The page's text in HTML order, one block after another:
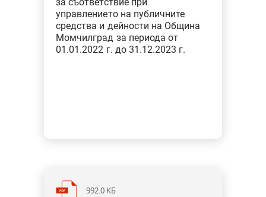
финансовото управление
управлението на публичните
средства и дейности на Община
Момчилград за периода от
01.01.2022 г. до 31.12.2023 г.
992.0 KБ